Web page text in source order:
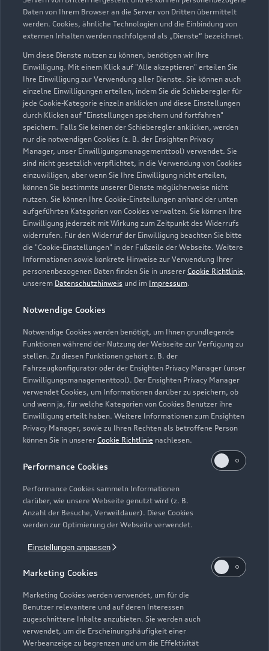
Daten von Ihrem Browser an die Server von Dritten übermittelt
werden. Cookies, ähnliche Technologien und die Einbindung von
externen Inhalten werden nachfolgend als „Dienste“ bezeichnet.
Um diese Dienste nutzen zu können, benötigen wir Ihre
Einwilligung. Mit einem Klick auf "Alle akzeptieren" erteilen Sie
Ihre Einwilligung zur Verwendung aller Dienste. Sie können auch
einzelne Einwilligungen erteilen, indem Sie die Schieberegler für
jede Cookie-Kategorie einzeln anklicken und diese Einstellungen
durch Klicken auf "Einstellungen speichern und fortfahren"
speichern. Falls Sie keinen der Schieberegler anklicken, werden
nur die notwendigen Cookies (z. B. der Ensighten Privacy
Manager, unser Einwilligungsmanagementtool) verwendet. Sie
sind nicht gesetzlich verpflichtet, in die Verwendung von Cookies
einzuwilligen, aber wenn Sie Ihre Einwilligung nicht erteilen,
können Sie bestimmte unserer Dienste möglicherweise nicht
nutzen. Sie können Ihre Cookie-Einstellungen anhand der unten
aufgeführten Kategorien von Cookies verwalten. Sie können Ihre
Einwilligung jederzeit mit Wirkung zum Zeitpunkt des Widerrufs
widerrufen. Für den Widerruf der Einwilligung beachten Sie bitte
die "Cookie-Einstellungen" in der Fußzeile der Webseite. Weitere
Informationen sowie konkrete Hinweise zur Verwendung Ihrer
personenbezogenen Daten finden Sie in unserer Cookie Richtlinie,
unserem Datenschutzhinweis und im Impressum.
Notwendige Cookies
Notwendige Cookies werden benötigt, um Ihnen grundlegende
Funktionen während der Nutzung der Webseite zur Verfügung zu
stellen. Zu diesen Funktionen gehört z. B. der
Fahrzeugkonfigurator oder der Ensighten Privacy Manager (unser
Einwilligungsmanagementtool). Der Ensighten Privacy Manager
verwendet Cookies, um Informationen darüber zu speichern, ob
und wenn ja, für welche Kategorien von Cookies Benutzer ihre
Einwilligung erteilt haben. Weitere Informationen zum Ensighten
Privacy Manager, sowie zu Ihren Rechten als betroffene Person
können Sie in unserer Cookie Richtlinie nachlesen.
Performance Cookies
Performance Cookies sammeln Informationen
darüber, wie unsere Webseite genutzt wird (z. B.
Anzahl der Besuche, Verweildauer). Diese Cookies
werden zur Optimierung der Webseite verwendet.
Einstellungen anpassen
Marketing Cookies
Marketing Cookies werden verwendet, um für die
Benutzer relevantere und auf deren Interessen
zugeschnittene Inhalte anzubieten. Sie werden auch
verwendet, um die Erscheinungshäufigkeit einer
Werbeanzeige zu begrenzen und um die Effektivität
Zurück nach oben
Modelle
Elektromodelle
Plug-in-Hybride
Neuwagensuche
Gebrauchtwagensuche
Geschäftskunden
Service & Zubehör
Saisonale Angebote
Audi Services
Garantie
Audi digital services
myAudi
Support
Audi Code
Häufige Fragen (FAQ)
Über Audi
Unternehmen
Karriere
Investor Relations